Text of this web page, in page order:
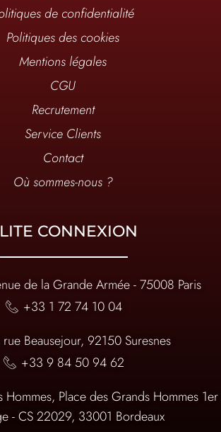
de confidentialité
Politiques des cookies
Mentions légales
CGU
Recrutement
Service Clients
Contact
Où sommes-nous ?
CONNEXION
de la Grande Armée - 75008 Paris
+33 1 72 74 10 04
rue Beausejour, 92150 Suresnes
+33 9 84 50 94 62
Hommes, Place des Grands Hommes 1er
- CS 22029, 33001 Bordeaux